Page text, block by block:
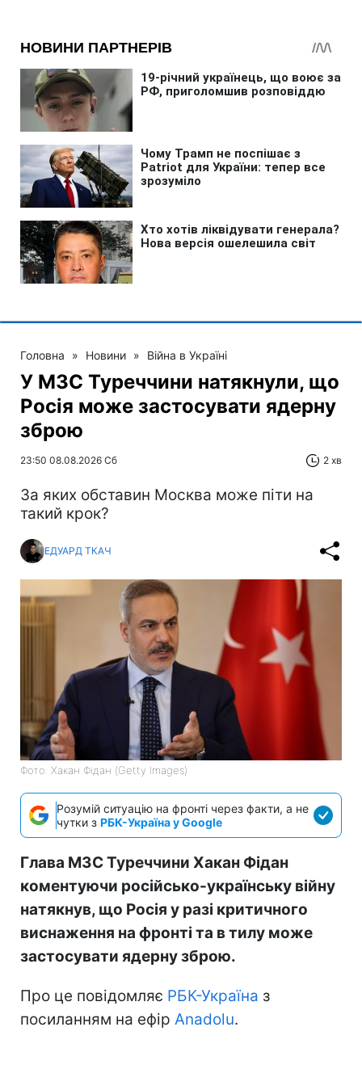
Головна » Новини » Війна в Україні
У МЗС Туреччини натякнули, що
Росія може застосувати ядерну
зброю
23:50 08.08.2026 Сб 2 хв
За яких обставин Москва може піти на
такий крок?
ЕДУАРД ТКАЧ
Фото: Хакан Фідан (Getty Images)
Розумій ситуацію на фронті через факти, а не
чутки з РБК-Україна у Google
Глава МЗС Туреччини Хакан Фідан
коментуючи російсько-українську війну
натякнув, що Росія у разі критичного
виснаження на фронті та в тилу може
застосувати ядерну зброю.
Про це повідомляє РБК-Україна з
посиланням на ефір Anadolu.